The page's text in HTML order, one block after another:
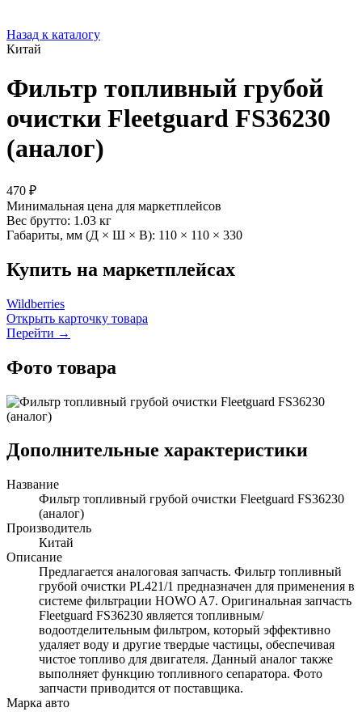
Назад к каталогу
Китай
Фильтр топливный грубой
очистки Fleetguard FS36230
(аналог)
470 ₽
Минимальная цена для маркетплейсов
Вес брутто: 1.03 кг
Габариты, мм (Д × Ш × В): 110 × 110 × 330
Купить на маркетплейсах
Wildberries
Открыть карточку товара
Перейти →
Фото товара
Дополнительные характеристики
Название
Фильтр топливный грубой очистки Fleetguard FS36230
(аналог)
Производитель
Китай
Описание
Предлагается аналоговая запчасть. Фильтр топливный
грубой очистки PL421/1 предназначен для применения в
системе фильтрации HOWO A7. Оригинальная запчасть
Fleetguard FS36230 является топливным/
водоотделительным фильтром, который эффективно
удаляет воду и другие твердые частицы, обеспечивая
чистое топливо для двигателя. Данный аналог также
выполняет функцию топливного сепаратора. Фото
запчасти приводится от поставщика.
Марка авто